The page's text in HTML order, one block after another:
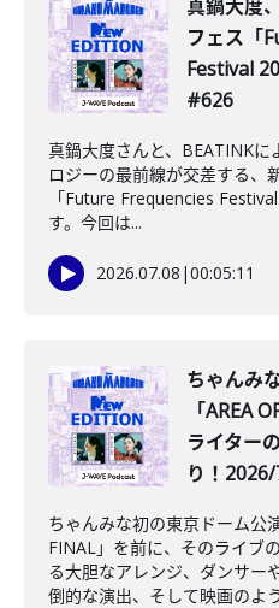
真鍋大度
フェス「
Festival
#626
真鍋大度さんと、BEATINKに
ロジーの最前線が交差する、
「Future Frequencies
す。今回は...
2026.07.08 |00:05:11
ちゃんみ
「AREA
ライター
り！
ちゃんみな初の東京ドーム公
FINAL」を前に、そのライブ
る大胆なアレンジ、ダンサー
倒的な演出、そして映画のよ